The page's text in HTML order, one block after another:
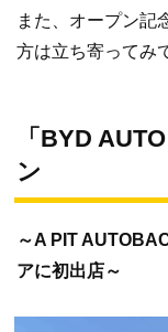
また、オープン記
方は立ち寄ってみ
「BYD
ン
～A PIT
アに初出店～